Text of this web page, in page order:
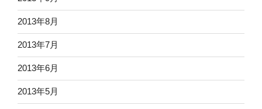
2013年8月
2013年7月
2013年6月
2013年5月